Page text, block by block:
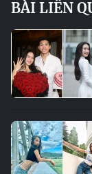
BÀI LIÊN